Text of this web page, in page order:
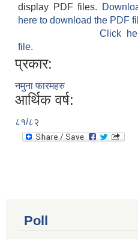
कृषि शाखाdisplay PDF files.
here to download the PDF
Click
file.
प्रकार:
नमुना फारमहरु
आर्थिक वर्ष:
८१/८२
Poll